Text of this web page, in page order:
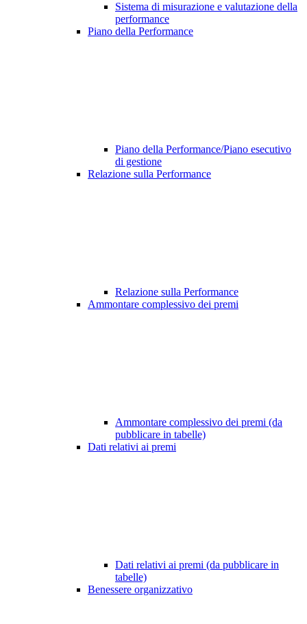
Sistema di misurazione e valutazione della
performance
Piano della Performance
Piano della Performance/Piano esecutivo
di gestione
Relazione sulla Performance
Relazione sulla Performance
Ammontare complessivo dei premi
Ammontare complessivo dei premi (da
pubblicare in tabelle)
Dati relativi ai premi
Dati relativi ai premi (da pubblicare in
tabelle)
Benessere organizzativo